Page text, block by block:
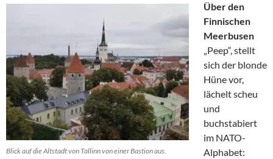
Blick auf die Altstadt von Tallinn von einer Bastion aus.
Über den
Finnischen
Meerbusen
„Peep“, stellt
sich der blonde
Hüne vor,
lächelt scheu
und
buchstabiert
im NATO-
Alphabet: